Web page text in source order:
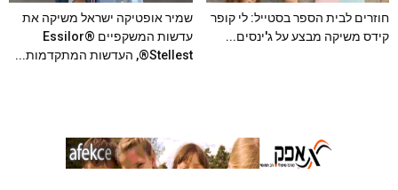
חוזרים לבית הספר בסטייל: לי קופר
קידס משיקה מבצע על ג'ינסים...
שמיר אופטיקה ישראל משיקה את
עדשות המשקפיים Essilor®
Stellest®, העדשות המתקדמות...